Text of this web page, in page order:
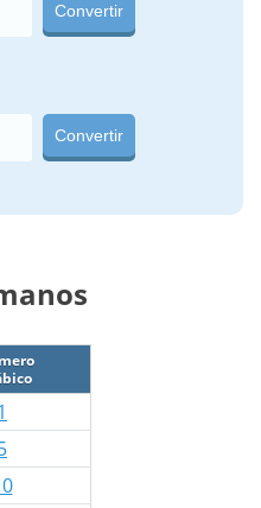
Convertir
Convertir